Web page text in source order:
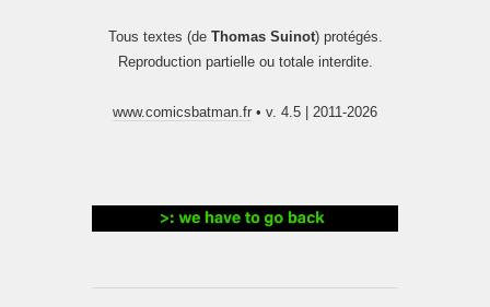
Tous textes (de Thomas Suinot) protégés.
Reproduction partielle ou totale interdite.
www.comicsbatman.fr • v. 4.5 | 2011-2026